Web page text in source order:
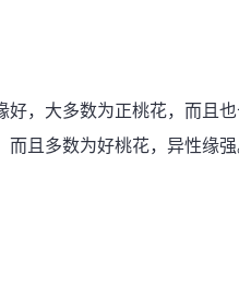
好，大多数为正桃花，而且
且多数为好桃花，异性缘